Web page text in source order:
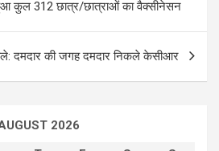
कुल 312 छात्र/छात्राओं का वैक्सीनेसन
दमदार की जगह दमदार निकले केसीआर
2026